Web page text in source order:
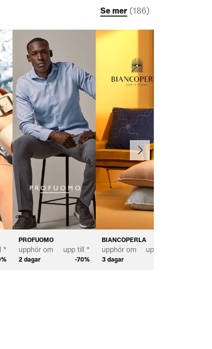
Se mer (186)
*
PROFUOMO
upphör om
2 dagar
upp till *
-70%
BIANCOPERLA
upphör om
3 dagar
upp till *
Nästa